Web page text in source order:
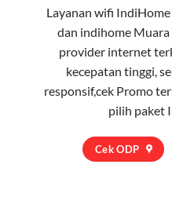
Layanan wifi IndiHome
dan indihome
provider internet
kecepatan tinggi,
responsif,cek Promo
pilih paket
Cek ODP